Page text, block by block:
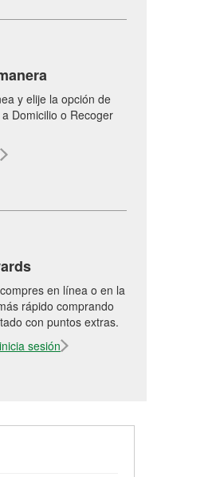
y elije la opción de
Domicilio o Recoger
en línea o en la
rápido comprando
con puntos extras.
sesión